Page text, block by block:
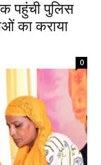
पहुंची पुलिस
का कराया
0